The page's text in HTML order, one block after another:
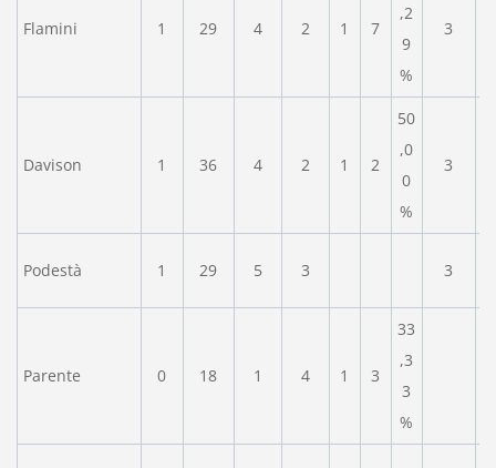
Flamini 1 29 4 2 1 7
,2
9
%
3
Davison 1 36 4 2 1 2
50
,0
0
%
3
Podestà 1 29 5 3 3
Parente 0 18 1 4 1 3
33
,3
3
%